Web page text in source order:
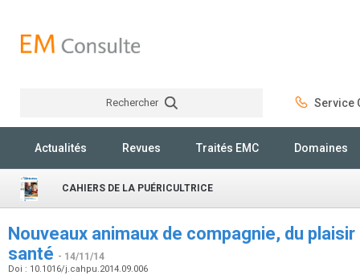
Rechercher Service
Actualités Revues Traités EMC Domaines
CAHIERS DE LA PUÉRICULTRICE
Nouveaux animaux de compagnie, du
santé - 14/11/14
Doi : 10.1016/j.cahpu.2014.09.006